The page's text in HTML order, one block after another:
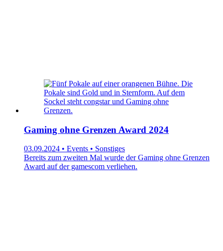
Gaming ohne Grenzen Award 2024
03.09.2024 • Events • Sonstiges
Bereits zum zweiten Mal wurde der Gaming ohne Grenzen
Award auf der gamescom verliehen.